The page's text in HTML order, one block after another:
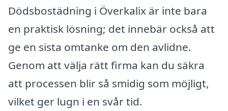
Dödsbostädning i Överkalix är inte bara
en praktisk lösning; det innebär också att
ge en sista omtanke om den avlidne.
Genom att välja rätt firma kan du säkra
att processen blir så smidig som möjligt,
vilket ger lugn i en svår tid.